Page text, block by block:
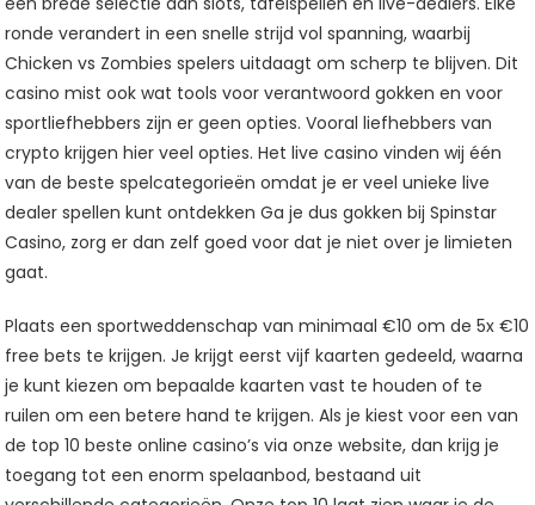
ronde verandert in een snelle strijd vol spanning, waarbij
Chicken vs Zombies spelers uitdaagt om scherp te blijven. Dit
casino mist ook wat tools voor verantwoord gokken en voor
sportliefhebbers zijn er geen opties. Vooral liefhebbers van
crypto krijgen hier veel opties. Het live casino vinden wij één
van de beste spelcategorieën omdat je er veel unieke live
dealer spellen kunt ontdekken Ga je dus gokken bij Spinstar
Casino, zorg er dan zelf goed voor dat je niet over je limieten
gaat.
Plaats een sportweddenschap van minimaal €10 om de 5x €10
free bets te krijgen. Je krijgt eerst vijf kaarten gedeeld, waarna
je kunt kiezen om bepaalde kaarten vast te houden of te
ruilen om een betere hand te krijgen. Als je kiest voor een van
de top 10 beste online casino’s via onze website, dan krijg je
toegang tot een enorm spelaanbod, bestaand uit